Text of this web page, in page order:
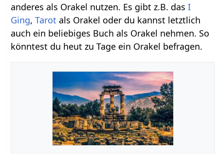
anderes als Orakel nutzen. Es gibt z.B. dasI
Ging,Tarot als Orakel oder du kannst letztlich
auch ein beliebiges Buch als Orakel nehmen. So
könntest du heut zu Tage ein Orakel befragen.